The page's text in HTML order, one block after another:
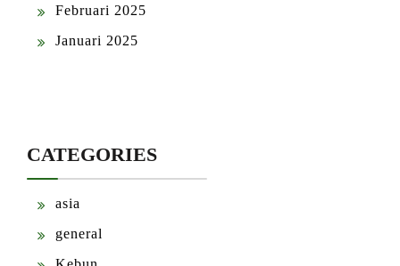
Februari 2025
Januari 2025
CATEGORIES
asia
general